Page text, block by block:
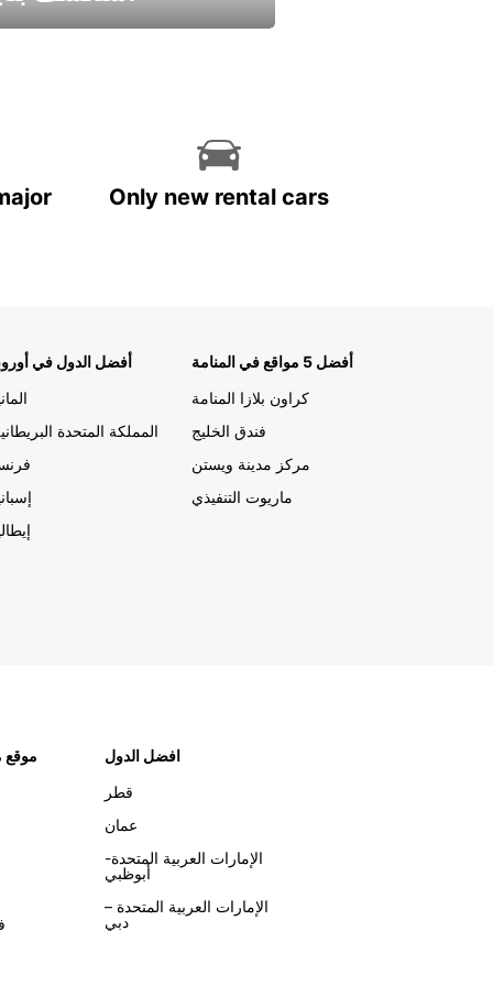
Only new rental cars
أفضل الدول في
المملكة المتحدة
أفضل 5 مواقع في المنامة
كراون بلازا المنامة
فندق الخليج
مركز مدينة ويستن
ماريوت التنفيذي
موقع
افضل الدول
قطر
عمان
الإمارات العربية المتحدة-
أبوظبي
الإمارات العربية المتحدة –
دبي